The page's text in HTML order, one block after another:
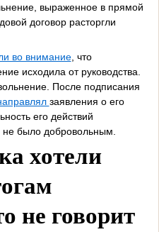
выраженное в прямой
договор расторгли
во внимание, что
исходила от руководства.
После подписания
заявления о его
его действий
не было добровольным.
хотели
не говорит